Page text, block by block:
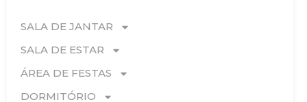
SALA DE JANTAR
SALA DE ESTAR
ÁREA DE FESTAS
DORMITÓRIO